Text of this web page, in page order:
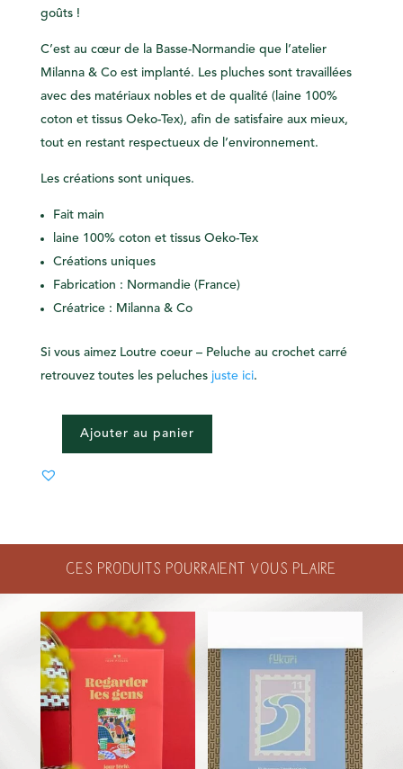
goûts !
C’est au cœur de la Basse-Normandie que l’atelier
Milanna & Co est implanté. Les pluches sont travaillées
avec des matériaux nobles et de qualité (laine 100%
coton et tissus Oeko-Tex), afin de satisfaire aux mieux,
tout en restant respectueux de l’environnement.
Les créations sont uniques.
Fait main
laine 100% coton et tissus Oeko-Tex
Créations uniques
Fabrication : Normandie (France)
Créatrice : Milanna & Co
Si vous aimez Loutre coeur – Peluche au crochet carré
retrouvez toutes les peluches juste ici.
QUANTITÉ
LOUTRE
PELUCHE
Ajouter au panier
Ces produits pourraient vous plaire